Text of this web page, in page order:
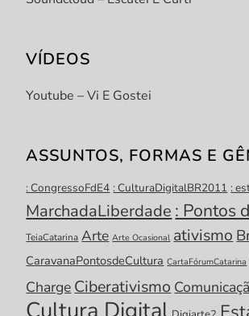
VÍDEOS
Youtube – Vi E Gostei
ASSUNTOS, FORMAS E
: CongressoFdE4 : CulturaDigitalBR2011 :
MarchadaLiberdade : Pontos
TeiaCatarina Arte Arte Ocasional ativismo
CaravanaPontosdeCultura CartaFórumCatarina
Charge Ciberativismo